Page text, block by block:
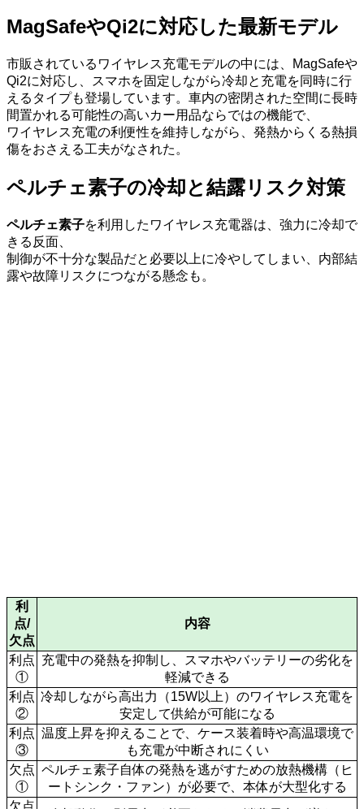
MagSafeやQi2に対応した最新モデル
市販されているワイヤレス充電モデルの中には、MagSafeや
Qi2に対応し、スマホを固定しながら冷却と充電を同時に行
えるタイプも登場しています。車内の密閉された空間に長時
間置かれる可能性の高いカー用品ならではの機能で、
ワイヤレス充電の利便性を維持しながら、発熱からくる熱損
傷をおさえる工夫がなされた。
ペルチェ素子の冷却と結露リスク対策
ペルチェ素子を利用したワイヤレス充電器は、強力に冷却で
きる反面、
制御が不十分な製品だと必要以上に冷やしてしまい、内部結
露や故障リスクにつながる懸念も。
利
点/
欠点
内容
利点
①
充電中の発熱を抑制し、スマホやバッテリーの劣化を
軽減できる
利点
②
冷却しながら高出力（15W以上）のワイヤレス充電を
安定して供給が可能になる
利点
③
温度上昇を抑えることで、ケース装着時や高温環境で
も充電が中断されにくい
欠点
①
ペルチェ素子自体の発熱を逃がすための放熱機構（ヒ
ートシンク・ファン）が必要で、本体が大型化する
欠点